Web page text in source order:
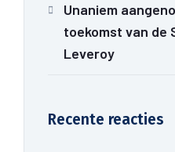
Unaniem
toekomst van de
Leveroy
Recente reacties